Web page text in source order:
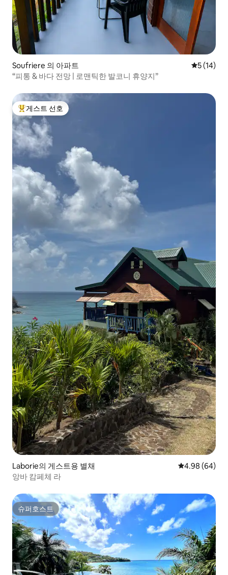
Soufriere 의 아파트 평점 5점
5 (14)
“피통 & 바다 전망 | 로맨틱한 발코니 휴양지”
상위 게스트 선호
게스트 선호
Laborie의 게스트용 별채 평점 4.98점(5
4.98 (64)
앙바 캄페체 라
슈퍼호스트
슈퍼호스트